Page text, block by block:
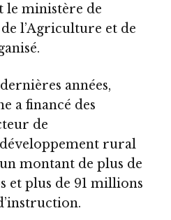
le ministère de
l’Agriculture et de
années,
a financé des
de
rural
montant de plus de
et plus de 91 millions